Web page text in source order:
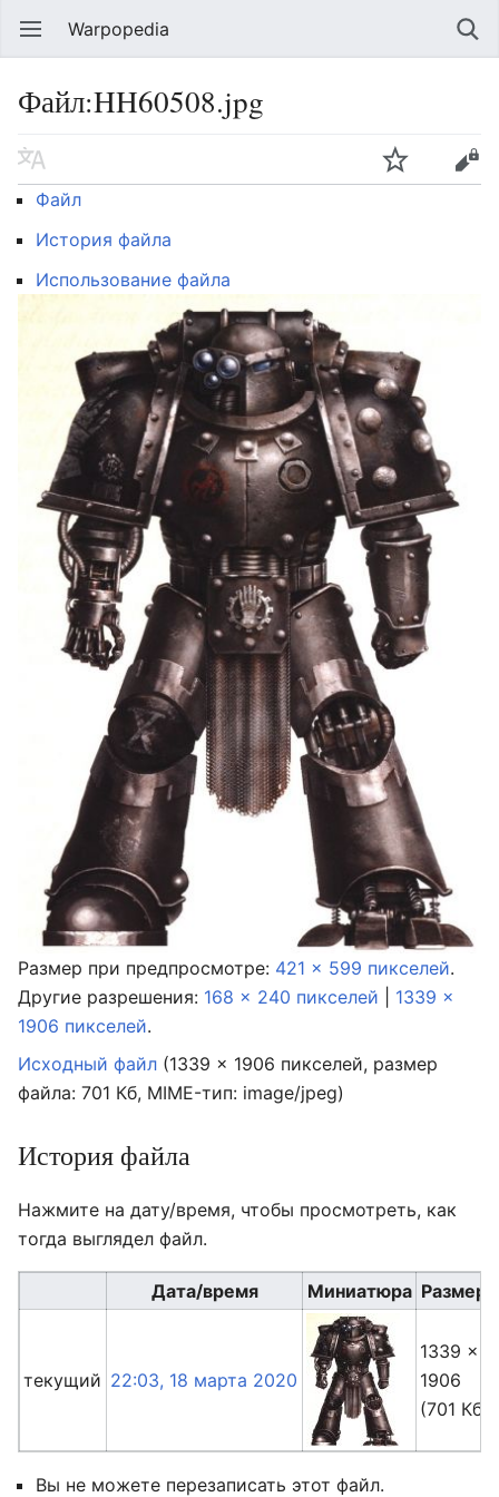
Warpopedia
Файл:HH60508.jpg
Файл
История файла
Использование файла
Размер при предпросмотре: 421 × 599 пикселей.
Другие разрешения: 168 × 240 пикселей
1339 ×
1906 пикселей.
Исходный файл (1339 × 1906 пикселей, размер
файла: 701 Кб, MIME-тип: image/jpeg)
История файла
Нажмите на дату/время, чтобы просмотреть, как
тогда выглядел файл.
Дата/время Миниатюра
текущий 22:03, 18 марта 2020
1339 ×
1906
(701 Кб)
Вы не можете перезаписать этот файл.